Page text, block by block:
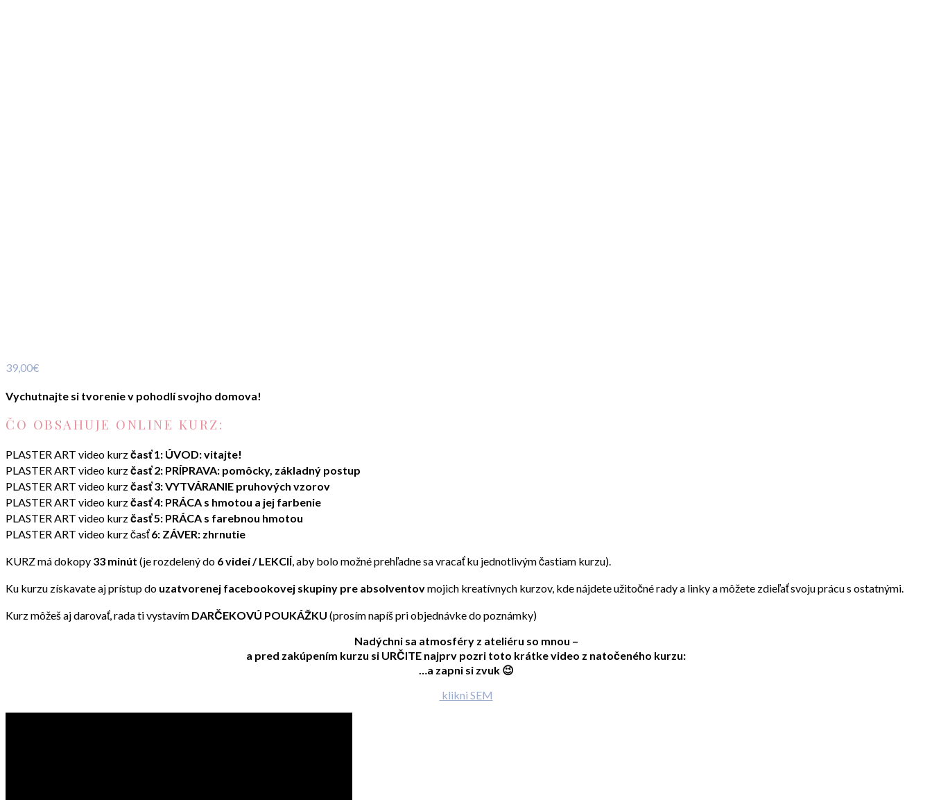
39,00€
Vychutnajte si tvorenie v pohodlí svojho domova!
ČO OBSAHUJE ONLINE KURZ:
PLASTER ART video kurzčasť 1: ÚVOD: vitajte!
PLASTER ART video kurzčasť 2: PRÍPRAVA: pomôcky, základný postup
PLASTER ART video kurzčasť 3: VYTVÁRANIE pruhových vzorov
PLASTER ART video kurzčasť 4: PRÁCA s hmotou a jej farbenie
PLASTER ART video kurzčasť 5: PRÁCA s farebnou hmotou
PLASTER ART video kurz časť6: ZÁVER: zhrnutie
KURZ má dokopy 33 minút (je rozdelený do 6 videí / LEKCIÍ, aby bolo možné prehľadne sa vracať ku jednotlivým častiam kurzu).
Ku kurzu získavate aj prístup do uzatvorenej facebookovej skupiny pre absolventovmojich kreatívnych kurzov, kde nájdete užitočné rady a linky a môžete zdieľať svoju prácu s ostatnými.
Kurz môžeš aj darovať, rada ti vystavím DARČEKOVÚ POUKÁŽKU (prosím napíš pri objednávke do poznámky)
Nadýchni sa atmosféry z ateliéru so mnou –
a pred zakúpením kurzu si URČITE najprv pozri toto krátke video z natočeného kurzu:
…a zapni si zvuk 😉
klikni SEM